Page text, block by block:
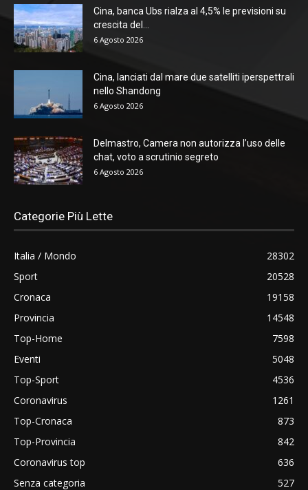
Cina, banca Ubs rialza al 4,5% le previsioni su
crescita del...
6 Agosto 2026
Cina, lanciati dal mare due satelliti iperspettrali
nello Shandong
6 Agosto 2026
Delmastro, Camera non autorizza l’uso delle
chat, voto a scrutinio segreto
6 Agosto 2026
Categorie Più Lette
Italia / Mondo
28302
Sport
20528
Cronaca
19158
Provincia
14548
Top-Home
7598
Eventi
5048
Top-Sport
4536
Coronavirus
1261
Top-Cronaca
873
Top-Provincia
842
Coronavirus top
636
Senza categoria
527